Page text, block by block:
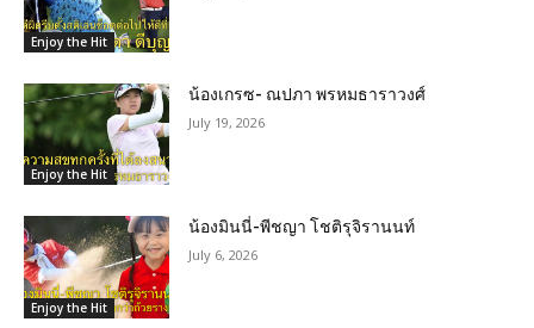
Enjoy the Hit
Enjoy the Hit
น้องเกรซ- ณปภา พรหมธาราวงศ์
July 19, 2026
Enjoy the Hit
น้องมินนี่-พีชญา โชติรุจิรานนท์
July 6, 2026